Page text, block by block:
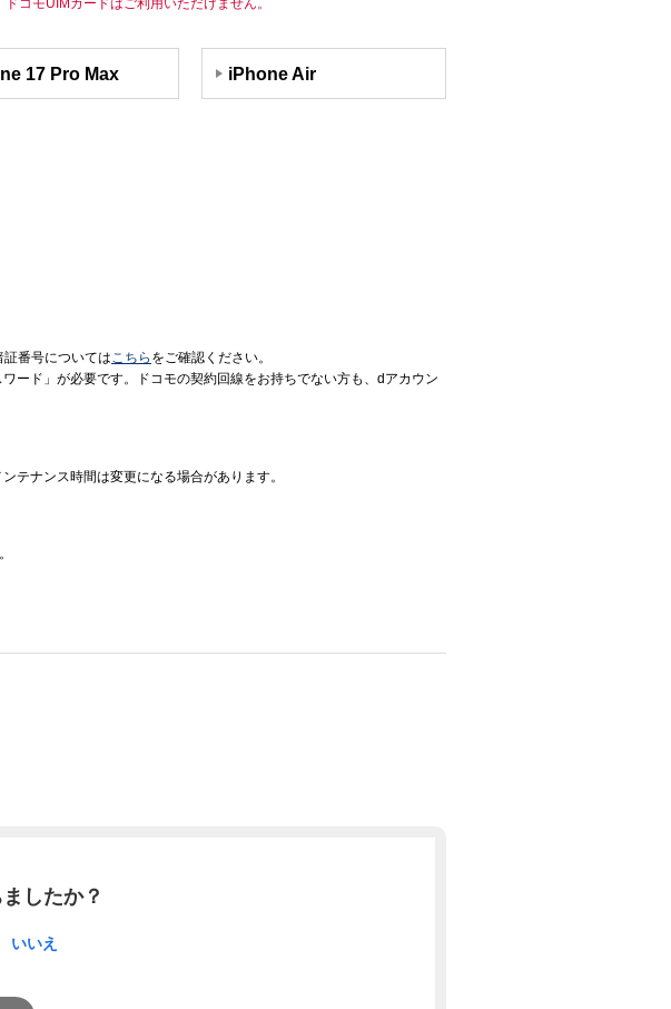
コモUIMカードはご利用いただけません。
17 Pro Max iPhone Air
番号についてはこちら をご確認ください。
ード」が必要です。ドコモの契約回線をお持ちでない方も、dアカウン
テナンス時間は変更になる場合があります。
したか？
いいえ